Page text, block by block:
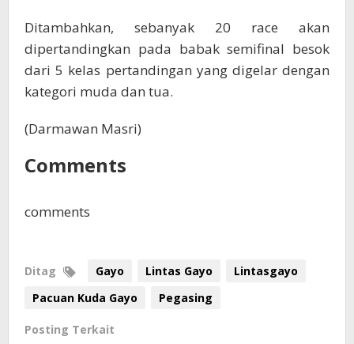
Ditambahkan, sebanyak 20 race akan
dipertandingkan pada babak semifinal besok
dari 5 kelas pertandingan yang digelar dengan
kategori muda dan tua.
(Darmawan Masri)
Comments
comments
Ditag Gayo Lintas Gayo
Lintasgayo
Pacuan Kuda Gayo
Pegasing
Posting Terkait